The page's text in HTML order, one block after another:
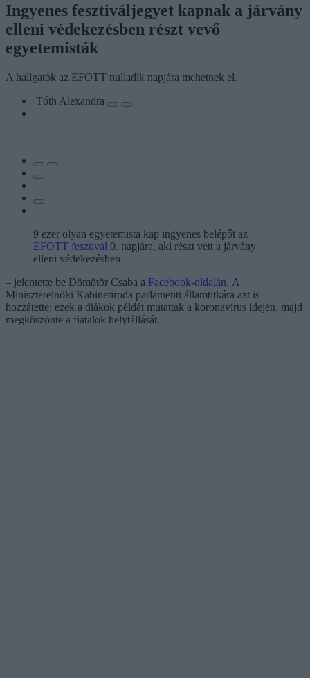
Ingyenes fesztiváljegyet kapnak a járvány
elleni védekezésben részt vevő
egyetemisták
A hallgatók az EFOTT nulladik napjára mehetnek el.
Tóth Alexandra
9 ezer olyan egyetemista kap ingyenes belépőt az
EFOTT fesztivál 0. napjára, aki részt vett a járvány
elleni védekezésben
– jelentette be Dömötör Csaba a Facebook-oldalán. A
Miniszterelnöki Kabinetiroda parlamenti államtitkára azt is
hozzátette: ezek a diákok példát mutattak a koronavírus idején, majd
megköszönte a fiatalok helytállását.